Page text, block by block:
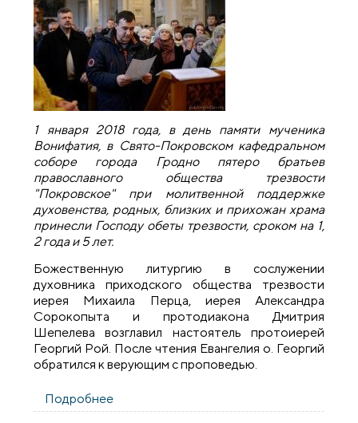
1 января 2018 года, в день памяти мученика
Вонифатия, в Свято-Покровском кафедральном
соборе города Гродно пятеро братьев
православного общества трезвости
"Покровское" при молитвенной поддержке
духовенства, родных, близких и прихожан храма
принесли Господу обеты трезвости, сроком на 1,
2 года и 5 лет.
Божественную литургию в сослужении
духовника приходского общества трезвости
иерея Михаила Перца, иерея Александра
Сорокопыта и протодиакона Дмитрия
Шепелева возглавил настоятель протоиерей
Георгий Рой. После чтения Евангелия о. Георгий
обратился к верующим с проповедью.
Подробнее
Покровском соборе пять человек дали